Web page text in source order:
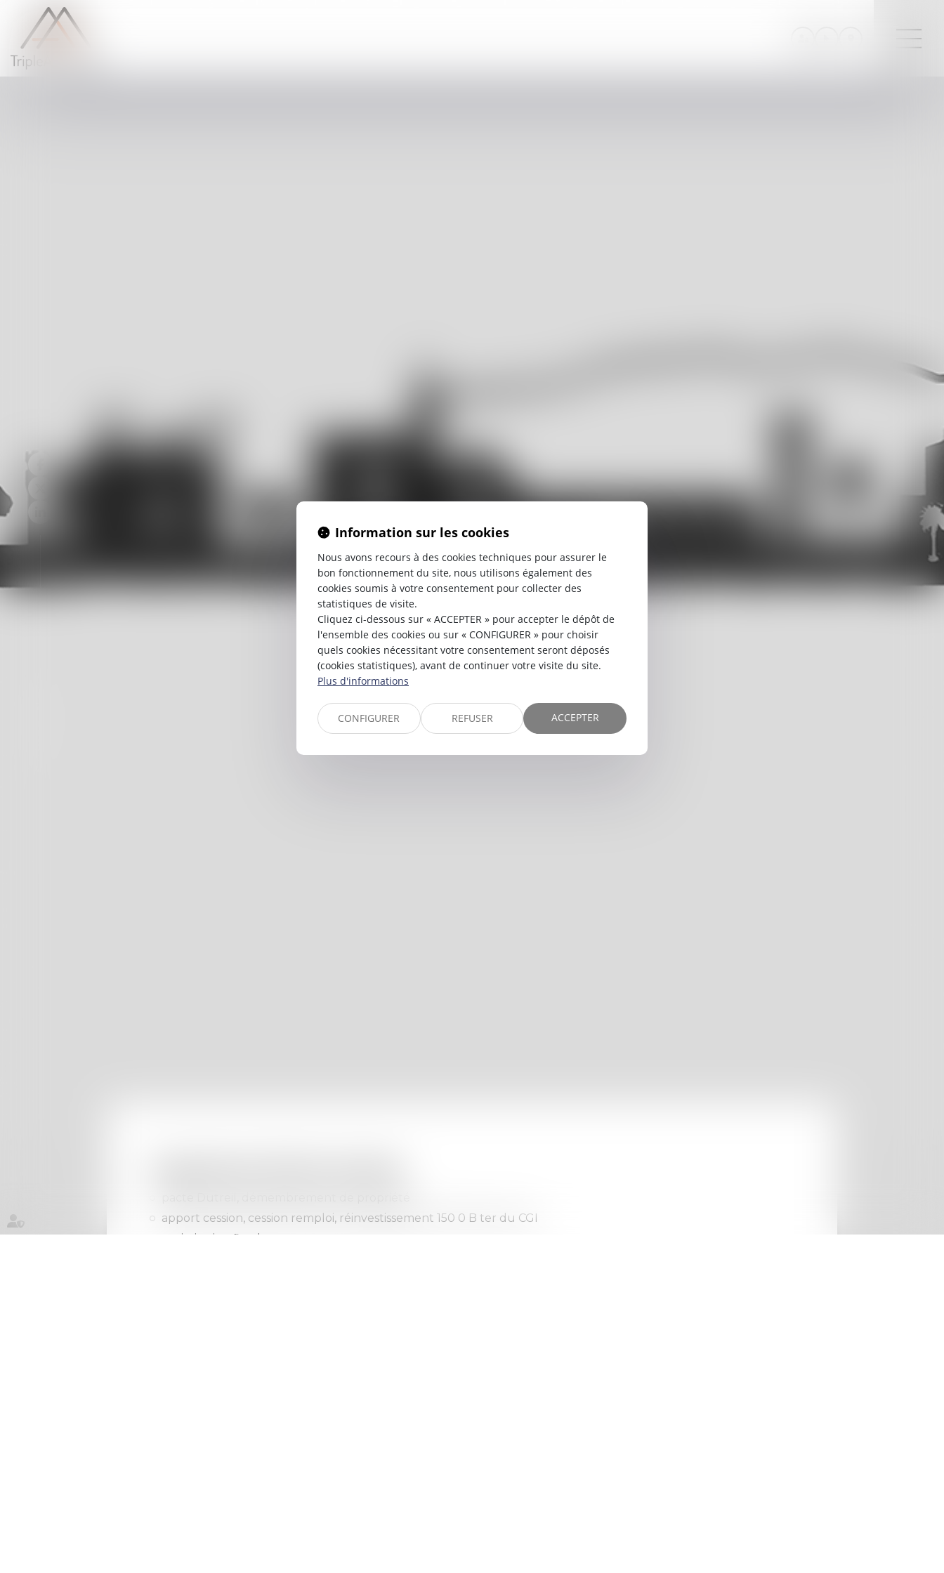
INGÉNIERIE PATRIMONIALE
apport cession, cession remploi, réinvestissement 150 0 B ter du CGI
optimisation fiscale
Information sur les cookies
Nous avons recours à des cookies techniques pour assurer le
bon fonctionnement du site, nous utilisons également des
cookies soumis à votre consentement pour collecter des
statistiques de visite.
Cliquez ci-dessous sur « ACCEPTER » pour accepter le dépôt de
l'ensemble des cookies ou sur « CONFIGURER » pour choisir
quels cookies nécessitant votre consentement seront déposés
(cookies statistiques), avant de continuer votre visite du site.
Plus d'informations
CONFIGURER REFUSER ACCEPTER